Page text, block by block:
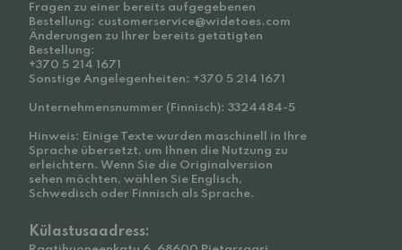
Fragen zu einer bereits aufgegebenen
Bestellung: customerservice@widetoes.com
Änderungen zu Ihrer bereits getätigten
Bestellung:
+370 5 214 1671
Sonstige Angelegenheiten: +370 5 214 1671
Unternehmensnummer (Finnisch): 3324484-5
Hinweis: Einige Texte wurden maschinell in Ihre
Sprache übersetzt, um Ihnen die Nutzung zu
erleichtern. Wenn Sie die Originalversion
sehen möchten, wählen Sie Englisch,
Schwedisch oder Finnisch als Sprache.
Külastusaadress: